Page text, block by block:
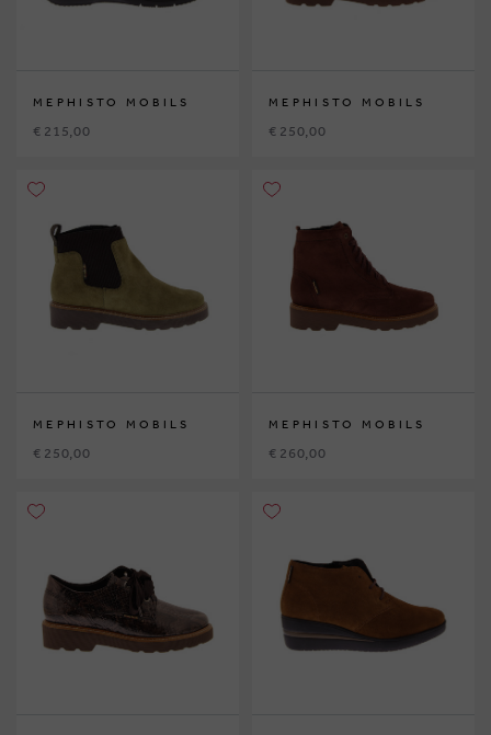
MEPHISTO MOBILS
€ 215,00
MEPHISTO MOBILS
€ 250,00
MEPHISTO MOBILS
€ 250,00
MEPHISTO MOBILS
€ 260,00